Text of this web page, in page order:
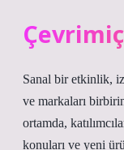
Sanal bir etkinlik,
ve markaları
ortamda,
konuları ve yeni